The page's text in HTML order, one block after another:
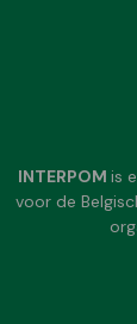
INTERPOM is
voor de